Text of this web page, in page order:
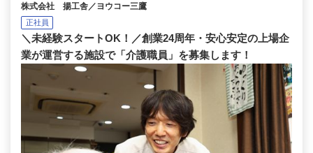
株式会社 揚工舎／ヨウコー三鷹
正社員
＼未経験スタートOK！／創業24周年・安心安定の上場企
業が運営する施設で「介護職員」を募集します！